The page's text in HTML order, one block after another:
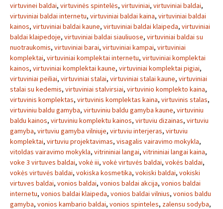
virtuvinei baldai, virtuvinės spintelės, virtuviniai, virtuviniai baldai,
virtuviniai baldai internetu, virtuviniai baldai kaina, virtuviniai baldai
kainos, virtuviniai baldai kaune, virtuviniai baldai klaipeda, virtuviniai
baldai klaipedoje, virtuviniai baldai siauliuose, virtuviniai baldai su
nuotraukomis, virtuviniai barai, virtuviniai kampai, virtuviniai
komplektai, virtuviniai komplektai internetu, virtuviniai komplektai
kainos, virtuviniai komplektai kaune, virtuviniai komplektai pigiai,
virtuviniai peiliai, virtuviniai stalai, virtuviniai stalai kaune, virtuviniai
stalai su kedemis, virtuviniai stalvirsiai, virtuvinio komplekto kaina,
virtuvinis komplektas, virtuvinis komplektas kaina, virtuvinis stalas,
virtuviniu baldu gamyba, virtuviniu baldu gamyba kaune, virtuviniu
baldu kainos, virtuviniu komplektu kainos, virtuviu dizainas, virtuviu
gamyba, virtuviu gamyba vilniuje, virtuviu interjeras, virtuviu
komplektai, virtuviu projektavimas, visagalis vairavimo mokykla,
vitoldas vairavimo mokykla, vitrininiai langai, vitrininiai langai kaina,
voke 3 virtuves baldai, vokė iii, vokė virtuvės baldai, vokės baldai,
vokės virtuvės baldai, vokiska kosmetika, vokiski baldai, vokiski
virtuves baldai, vonios baldai, vonios baldai akcija, vonios baldai
internetu, vonios baldai klaipeda, vonios baldai vilnius, vonios baldu
gamyba, vonios kambario baldai, vonios spinteles, zalensu sodyba,